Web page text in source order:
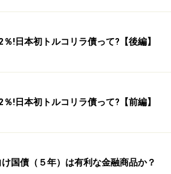
!日本初トルコリラ債って?【後編】
!日本初トルコリラ債って?【前編】
国債（５年）は有利な金融商品か？